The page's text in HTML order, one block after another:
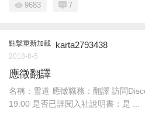
9683 7
點擊重新加載 karta2793438
2018-8-5
應徵翻譯
名稱：雪道 應徵職務：翻譯 訪問
19:00 是否已詳閱入社說明書：是 ...